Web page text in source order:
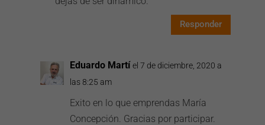
Responder
Eduardo Martí el 7 de diciembre, 2020 a
las 8:25 am
Exito en lo que emprendas María
Concepción. Gracias por participar.